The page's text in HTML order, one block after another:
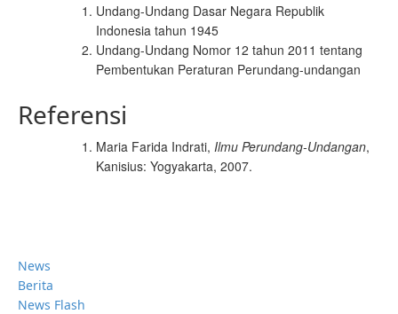
Undang-Undang Dasar Negara Republik
Indonesia tahun 1945
Undang-Undang Nomor 12 tahun 2011 tentang
Pembentukan Peraturan Perundang-undangan
Referensi
Maria Farida Indrati, Ilmu Perundang-Undangan,
Kanisius: Yogyakarta, 2007.
News
Berita
News Flash